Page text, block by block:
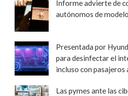
Informe advierte de
autónomos de
Presentada por
para desinfectar el
incluso con pasajeros
Las pymes ante las